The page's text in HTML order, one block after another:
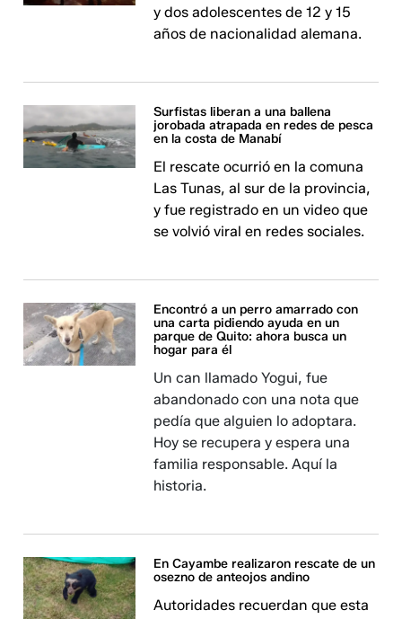
y dos adolescentes de 12 y 15
años de nacionalidad alemana.
Surfistas liberan a una ballena
jorobada atrapada en redes de pesca
en la costa de Manabí
El rescate ocurrió en la comuna
Las Tunas, al sur de la provincia,
y fue registrado en un video que
se volvió viral en redes sociales.
Encontró a un perro amarrado con
una carta pidiendo ayuda en un
parque de Quito: ahora busca un
hogar para él
Un can llamado Yogui, fue
abandonado con una nota que
pedía que alguien lo adoptara.
Hoy se recupera y espera una
familia responsable. Aquí la
historia.
En Cayambe realizaron rescate de un
osezno de anteojos andino
Autoridades recuerdan que esta